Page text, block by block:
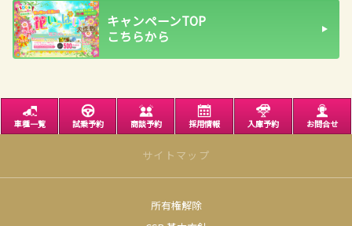
キャンペーンTOP
こちらから
車種一覧 試乗予約 商談予約 採用情報 入庫予約 お問合せ
サイトマップ
所有権解除